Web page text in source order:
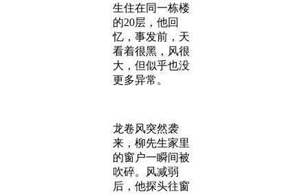
生住在同一栋楼
的20层，他回
忆，事发前，天
看着很黑，风很
大，但似乎也没
更多异常。
龙卷风突然袭
来，柳先生家里
的窗户一瞬间被
吹碎。风减弱
后，他探头往窗